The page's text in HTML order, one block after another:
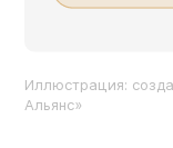
Иллюстрация:
Альянс»